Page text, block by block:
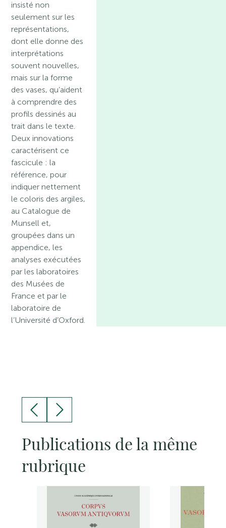
insisté non
seulement sur les
représentations,
dont elle donne des
interprétations
souvent nouvelles,
mais sur la forme
des vases, qu’aident
à comprendre des
profils dessinés au
trait dans le texte.
Deux innovations
caractérisent ce
fascicule : la
référence, pour
indiquer nettement
le coloris des argiles,
au Catalogue de
Munsell et,
groupées dans un
appendice, les
analyses exécutées
par les laboratoires
des Musées de
France et par le
laboratoire de
l’Université d’Oxford.
Publications de la même
rubrique